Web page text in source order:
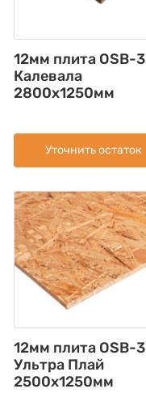
12мм плита OSB-3
Калевала
2800х1250мм
Уточнить остаток
12мм плита OSB-3
Ультра Плай
2500x1250мм